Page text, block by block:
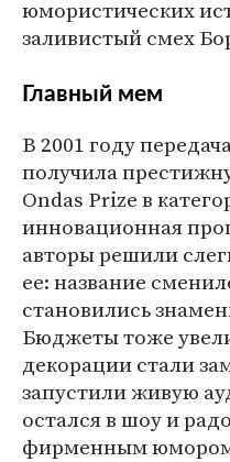
юмористических
заливистый смех
Главный мем
В 2001 году
получила
Ondas Prize в
инновационная
авторы решили
ее: название
становились
Бюджеты тоже
декорации стали
запустили живую
остался в шоу и
фирменным